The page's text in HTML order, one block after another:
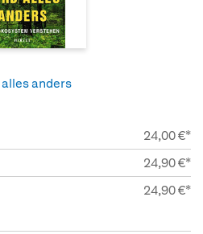
anders
24,00 €*
24,90 €*
24,90 €*